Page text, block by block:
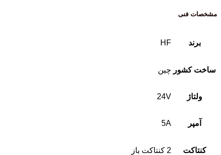
مشخصات فنی
برند HF
ساخت کشور چین
ولتاژ 24V
آمپر 5A
کنتاکت 2 کنتاکت باز